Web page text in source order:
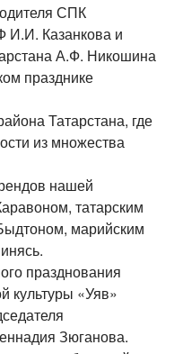
СПК
И.И. Казанкова и
А.Ф. Никошина
празднике
Татарстана, где
из множества
нашей
татарским
марийским
празднования
культуры «Уяв»
Зюганова.